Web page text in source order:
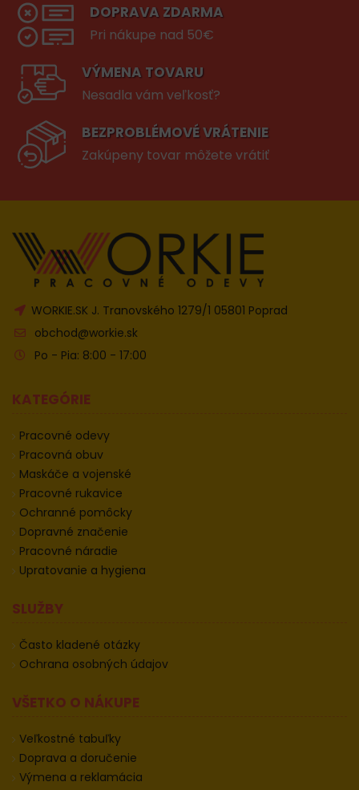
DOPRAVA ZDARMA
Pri nákupe nad 50€
VÝMENA TOVARU
Nesadla vám veľkosť?
BEZPROBLÉMOVÉ VRÁTENIE
Zakúpeny tovar môžete vrátiť
WORKIE.SK J. Tranovského 1279/1 05801 Poprad
obchod@workie.sk
Po - Pia: 8:00 - 17:00
KATEGÓRIE
Pracovné odevy
Pracovná obuv
Maskáče a vojenské
Pracovné rukavice
Ochranné pomôcky
Dopravné značenie
Pracovné náradie
Upratovanie a hygiena
SLUŽBY
Často kladené otázky
Ochrana osobných údajov
VŠETKO O NÁKUPE
Veľkostné tabuľky
Doprava a doručenie
Výmena a reklamácia